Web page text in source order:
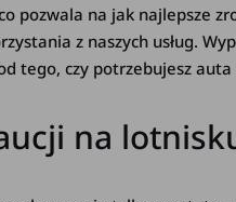
pozwala na jak najlepsze
z naszych usług.
tego, czy potrzebujesz
na